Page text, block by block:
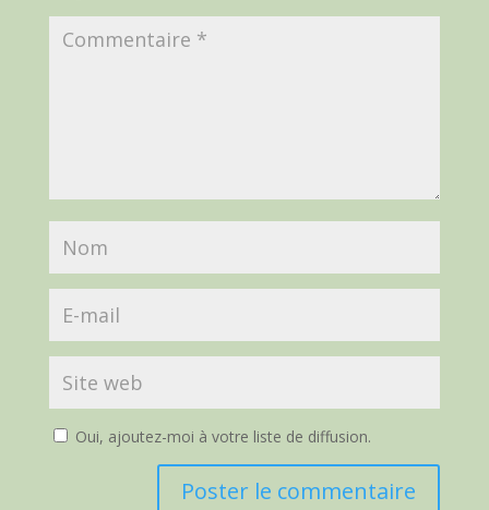
Oui, ajoutez-moi à votre liste de diffusion.